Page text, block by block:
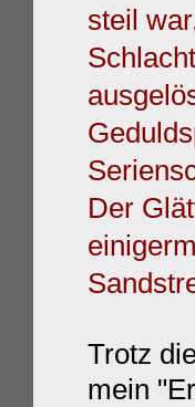
steil
Der
Trotz
mein